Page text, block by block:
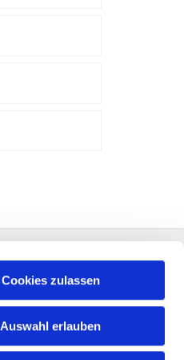
Cookies zulassen
Auswahl erlauben